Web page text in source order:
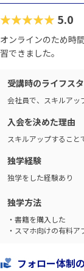
★★★★★ 5.0
オンラインのため時
習できました。
受講時のライフス
会社員で、スキルアッ
入会を決めた理由
スキルアップするこ
独学経験
独学をした経験あり
独学方法
・書籍を購入した
・スマホ向けの有料
フォロー体制